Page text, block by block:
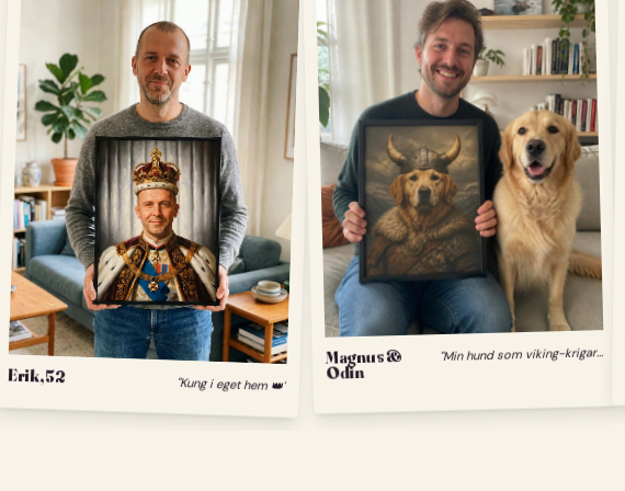
Erik, 52 "Kung i eget hem 👑"
Magnus &
Odin
"
Min hund som viking-krigare."